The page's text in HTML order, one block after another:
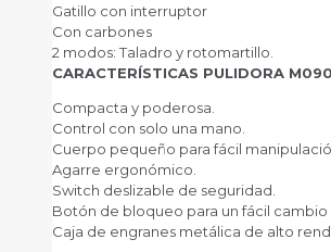
Gatillo con interruptor
Con carbones
2 modos: Taladro y rotomartillo.
CARACTERÍSTICAS PULIDORA
Compacta y poderosa.
Control con solo una mano.
Cuerpo pequeño para fácil
Agarre ergonómico.
Switch deslizable de seguridad.
Botón de bloqueo para un fácil cambio
Caja de engranes metálica de alto